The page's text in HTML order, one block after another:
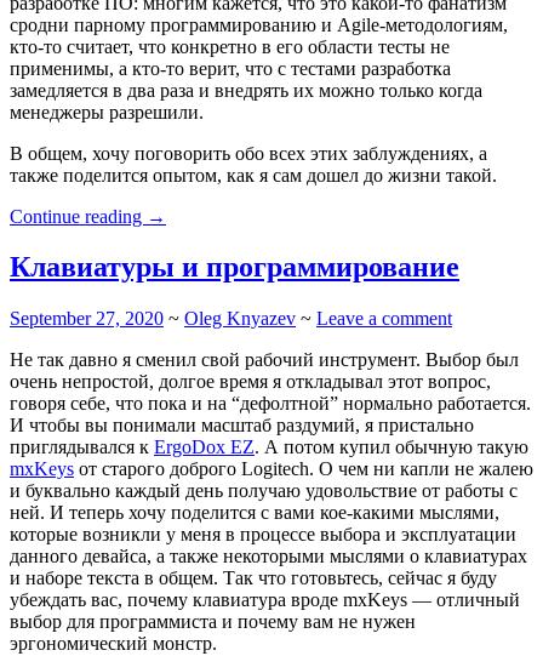
сродни парному программированию и Agile-методологиям,
кто-то считает, что конкретно в его области тесты не
применимы, а кто-то верит, что с тестами разработка
замедляется в два раза и внедрять их можно только когда
менеджеры разрешили.
В общем, хочу поговорить обо всех этих заблуждениях, а
также поделится опытом, как я сам дошел до жизни такой.
Continue reading “Про
тестирование”
→
Клавиатуры и программирование
September 27, 2020 ~ Oleg Knyazev ~ Leave a comment
Не так давно я сменил свой рабочий инструмент. Выбор был
очень непростой, долгое время я откладывал этот вопрос,
говоря себе, что пока и на “дефолтной” нормально работается.
И чтобы вы понимали масштаб раздумий, я пристально
приглядывался к ErgoDox EZ. А потом купил обычную такую
mxKeys от старого доброго Logitech. О чем ни капли не жалею
и буквально каждый день получаю удовольствие от работы с
ней. И теперь хочу поделится с вами кое-какими мыслями,
которые возникли у меня в процессе выбора и эксплуатации
данного девайса, а также некоторыми мыслями о клавиатурах
и наборе текста в общем. Так что готовьтесь, сейчас я буду
убеждать вас, почему клавиатура вроде mxKeys — отличный
выбор для программиста и почему вам не нужен
эргономический монстр.